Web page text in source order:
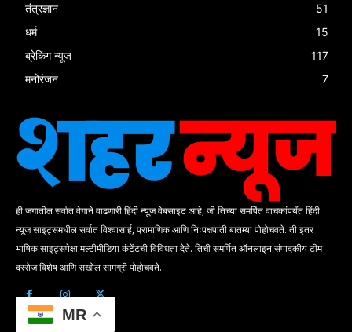
तंत्रज्ञान
51
धर्म
15
ब्रेकिंग न्यूज
117
मनोरंजन
7
ही जगातील सर्वात वेगाने वाढणारी हिंदी न्यूज वेबसाइट आहे, जी तिच्या समर्पित वाचकांपर्यंत हिंदी
न्यूज साइट्समधील सर्वात विश्वासार्ह, प्रामाणिक आणि निःपक्षपाती बातम्या पोहोचवते. ती इतर
भाषिक साइट्सपेक्षा मल्टीमीडिया कंटेंटची विविधता देते. तिची समर्पित ऑनलाइन संपादकीय टीम
दररोज विशेष आणि सखोल सामग्री पोहोचवते.
MR